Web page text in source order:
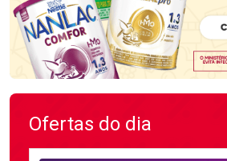
Ofertas do dia